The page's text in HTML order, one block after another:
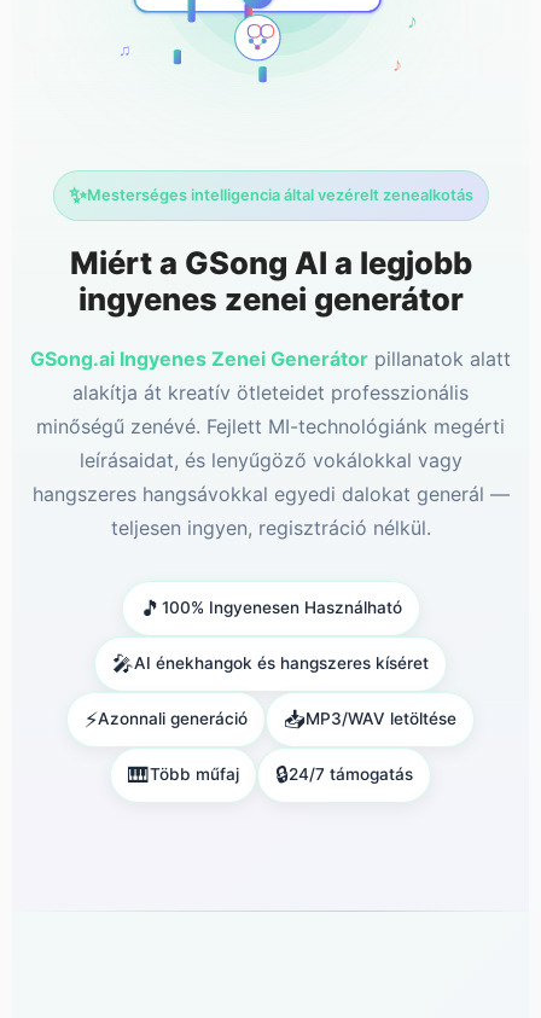
♪
✨Mesterséges intelligencia által vezérelt zenealkotás
Miért a GSong AI a legjobb
ingyenes zenei generátor
GSong.ai Ingyenes Zenei Generátor pillanatok alatt
alakítja át kreatív ötleteidet professzionális
minőségű zenévé. Fejlett MI-technológiánk megérti
leírásaidat, és lenyűgöző vokálokkal vagy
hangszeres hangsávokkal egyedi dalokat generál —
teljesen ingyen, regisztráció nélkül.
🎵 100% Ingyenesen Használható
🎤AI énekhangok és hangszeres kíséret
⚡Azonnali generáció 📥MP3/WAV letöltése
🎹Több műfaj 🔒24/7 támogatás